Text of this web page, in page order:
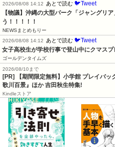
2026/08/08 14:12 あとで読む 🐦Tweet
【物議】沖縄の大型パーク「ジャングリ
う！！！！！
NEWSまとめもりー
2026/08/08 14:12
あとで読む 🐦Tweet
女子高校生が学校行事で登山中にクマス
ゴールデンタイムズ
2026/08/10まで
[PR] 【期間限定無料】小学館 プレイバ
歌川百景』ほか 吉田秋生特集!
Kindleストア